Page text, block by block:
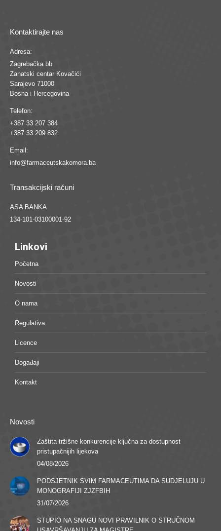
Kontaktirajte nas
Adresa:
Zagrebačka bb
Zanatski centar Kovačići
Sarajevo 71000
Bosna i Hercegovina
Telefon:
+387 33 207 384
+387 33 209 832
Email:
info@farmaceutskakomora.ba
Transakcijski računi
ASA BANKA
134-101-03100001-92
Linkovi
Početna
Novosti
O nama
Regulativa
Licence
Događaji
Kontakt
Novosti
Zaštita tržišne konkurencije ključna za dostupnost
pristupačnijih lijekova
04/08/2026
PODSJETNIK SVIM FARMACEUTIMA DA SUDJELUJU U
MONOGRAFIJI ZJZFBIH
31/07/2026
STUPIO NA SNAGU NOVI PRAVILNIK O STRUČNOM